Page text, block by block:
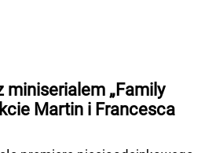
miniserialem „Family
Martin i Francesca